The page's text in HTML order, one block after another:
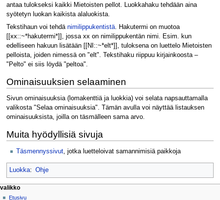
antaa tulokseksi kaikki Mietoisten pellot. Luokkahaku tehdään aina
syötetyn luokan kaikista alaluokista.
Tekstihaun voi tehdä nimilippukentistä. Hakutermi on muotoa
[[xx::~*hakutermi*]], jossa xx on nimilippukentän nimi. Esim. kun
edelliseen hakuun lisätään [[NI::~*elt*]], tuloksena on luettelo Mietoisten
pelloista, joiden nimessä on "elt". Tekstihaku riippuu kirjainkoosta –
"Pelto" ei siis löydä "peltoa".
Ominaisuuksien selaaminen
Sivun ominaisuuksia (lomakenttiä ja luokkia) voi selata napsauttamalla
valikosta "Selaa ominaisuuksia". Tämän avulla voi näyttää listauksen
ominaisuuksista, joilla on täsmälleen sama arvo.
Muita hyödyllisiä sivuja
Täsmennyssivut, jotka luetteloivat samannimisiä paikkoja
Luokka: Ohje
Navigointivalikko
sivun toiminnot
sivu
henkilökohtaiset työkalut
kirjaudu
valikko
Etusivu